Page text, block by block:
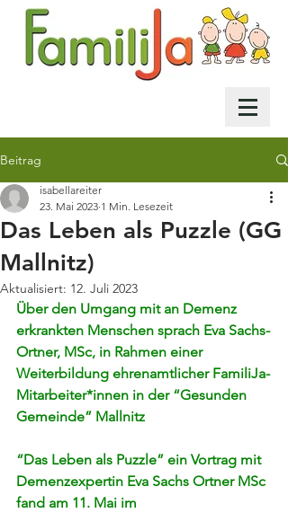
Beitrag
Das Leben als Puzzle (GG
Mallnitz)
isabellareiter
23. Mai 2023 1 Min. Lesezeit
Aktualisiert: 12. Juli 2023
Über den Umgang mit an Demenz
erkrankten Menschen sprach Eva Sachs-
Ortner, MSc, in Rahmen einer
Weiterbildung ehrenamtlicher FamiliJa-
Mitarbeiter*innen in der “Gesunden
Gemeinde” Mallnitz
“Das Leben als Puzzle” ein Vortrag mit
Demenzexpertin Eva Sachs Ortner MSc
fand am 11. Mai im